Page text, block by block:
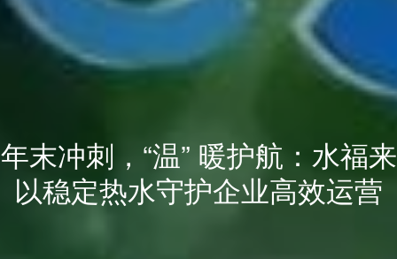
年末冲刺，“温” 暖护航：水福来
以稳定热水守护企业高效运营